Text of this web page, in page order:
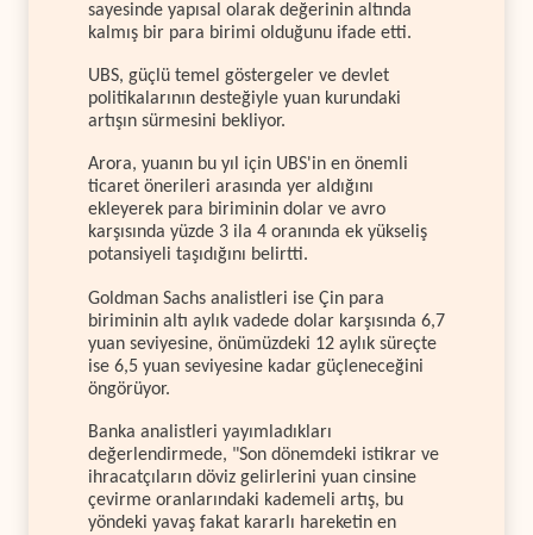
sayesinde yapısal olarak değerinin altında
kalmış bir para birimi olduğunu ifade etti.
UBS, güçlü temel göstergeler ve devlet
politikalarının desteğiyle yuan kurundaki
artışın sürmesini bekliyor.
Arora, yuanın bu yıl için UBS'in en önemli
ticaret önerileri arasında yer aldığını
ekleyerek para biriminin dolar ve avro
karşısında yüzde 3 ila 4 oranında ek yükseliş
potansiyeli taşıdığını belirtti.
Goldman Sachs analistleri ise Çin para
biriminin altı aylık vadede dolar karşısında 6,7
yuan seviyesine, önümüzdeki 12 aylık süreçte
ise 6,5 yuan seviyesine kadar güçleneceğini
öngörüyor.
Banka analistleri yayımladıkları
değerlendirmede, "Son dönemdeki istikrar ve
ihracatçıların döviz gelirlerini yuan cinsine
çevirme oranlarındaki kademeli artış, bu
yöndeki yavaş fakat kararlı hareketin en